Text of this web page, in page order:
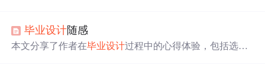
在提高 毕业设计的质量和实用性，以更好地培养学生的实
践与创新能力。
毕业设计随感
本文分享了作者在毕业设计过程中的心得体验，包括选